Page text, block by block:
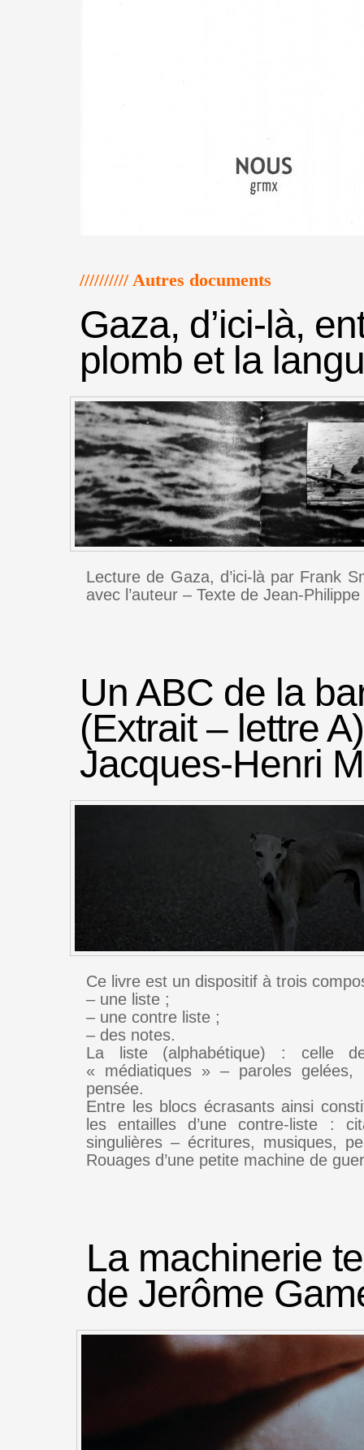
////////// Autres documents
Gaza, d’ici-là,
plomb et la
Lecture de Gaza, d’ici-là par Frank
avec l’auteur – Texte de Jean-
Un ABC de la
(Extrait – lettre
Jacques-Henri
Ce livre est un dispositif à trois
– une liste ;
– une contre liste ;
– des notes.
La liste (alphabétique) : celle
« médiatiques » – paroles gelées,
pensée.
Entre les blocs écrasants ainsi
les entailles d’une contre-liste :
singulières – écritures, musiques,
Rouages d’une petite machine de
La machinerie
de Jerôme